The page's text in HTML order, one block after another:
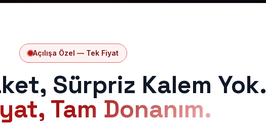
Açılışa Özel — Tek Fiyat
Sürpriz Kalem Yok.
Tam Donanım.